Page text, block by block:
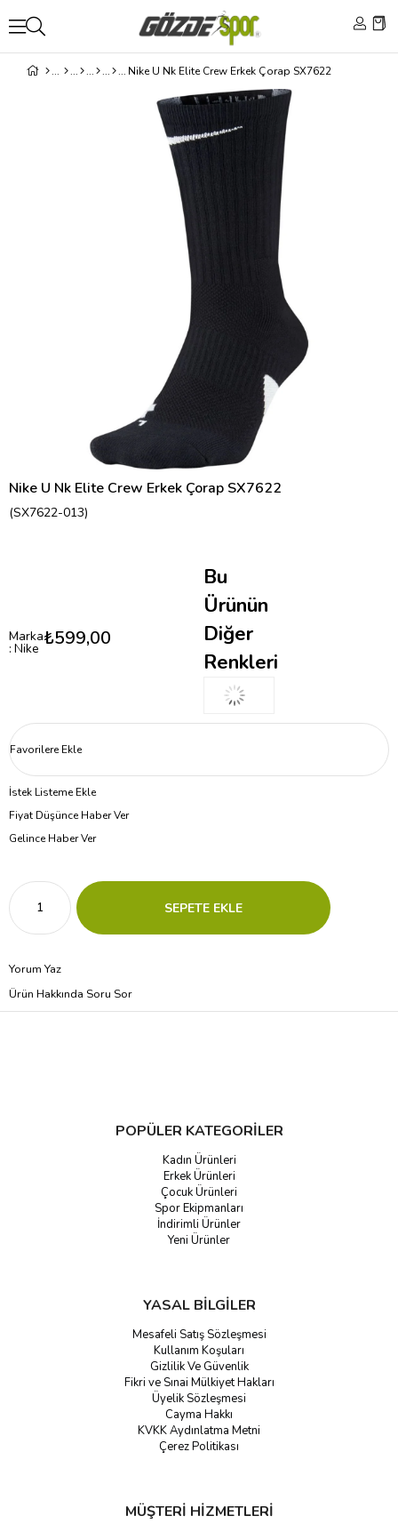
Nike U Nk Elite Crew Erkek Çorap SX7622
Nike U Nk Elite Crew Erkek Çorap SX7622
(SX7622-013)
Marka
: Nike ₺599,00
Bu
Ürünün
Diğer
Renkleri
Favorilere Ekle
İstek Listeme Ekle
Fiyat Düşünce Haber Ver
Gelince Haber Ver
Yorum Yaz
Ürün Hakkında Soru Sor
POPÜLER KATEGORİLER
Kadın Ürünleri
Erkek Ürünleri
Çocuk Ürünleri
Spor Ekipmanları
İndirimli Ürünler
Yeni Ürünler
YASAL BİLGİLER
Mesafeli Satış Sözleşmesi
Kullanım Koşuları
Gizlilik Ve Güvenlik
Fikri ve Sınai Mülkiyet Hakları
Üyelik Sözleşmesi
Cayma Hakkı
KVKK Aydınlatma Metni
Çerez Politikası
MÜŞTERİ HİZMETLERİ